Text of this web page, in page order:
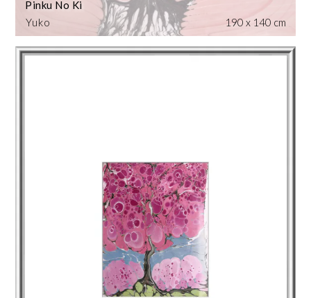
Yuko
Pinku No Ki
190 x 140 cm